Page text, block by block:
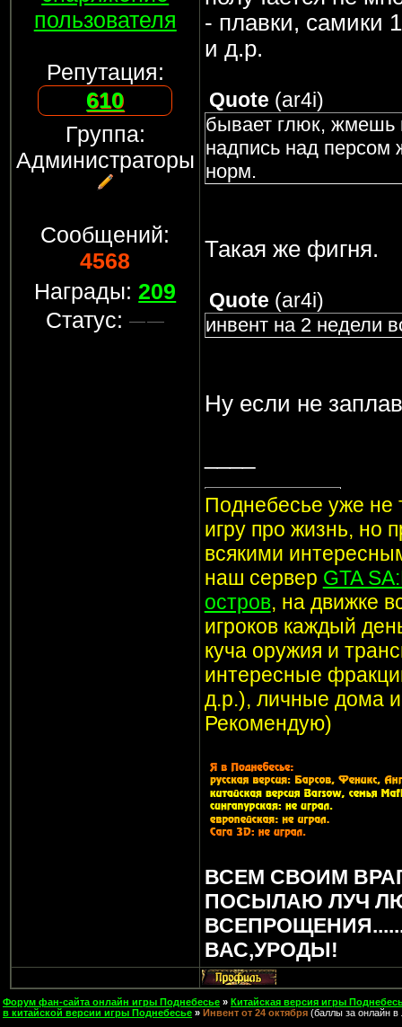
пользователя
Репутация:
610
Группа:
Администраторы
Сообщений:
4568
Награды:209
Статус:
- плавки, самики
и д.р.
Quote (ar4i)
бывает глюк, жмешь
надпись над персом
норм.
Такая же фигня.
Quote (ar4i)
инвент на 2 недели
Ну если не
Поднебесье уже не
игру про жизнь, но
всякими
наш сервер GTA
остров, на движке
игроков каждый
куча оружия и
интересные
д.р.), личные дома
Рекомендую)
ВСЕМ СВОИМ
ПОСЫЛАЮ ЛУЧ
ВАС,УРОДЫ!
Форум фан-сайта онлайн игры Поднебесье » Китайская версия игры
в китайской версии игры Поднебесье » Инвент от 24 октября (баллы за онлайн в